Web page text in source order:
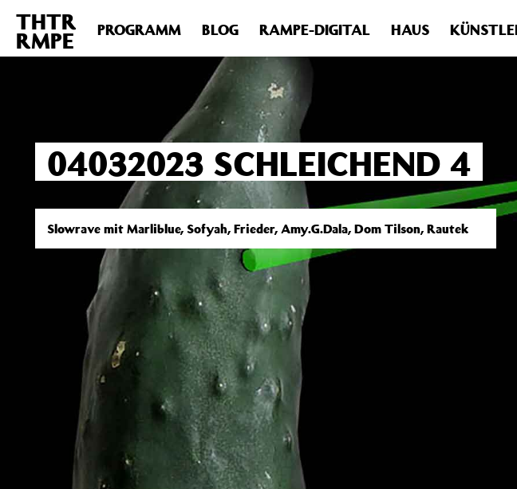
Deprecated : Die Funktion post_permalink ist seit Version 4.4.0 veraltet! Verwende
includes/functions.phpon line6031
THTR
RMPE PROGRAMM BLOG RAMPE-DIGITAL HAUS
04032023 SCHLEICHEND 4
Slowrave mit Marliblue, Sofyah, Frieder, Amy.G.Dala, Dom Tilson, Rautek